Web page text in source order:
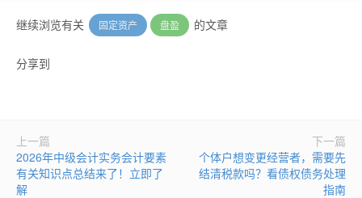
继续浏览有关 固定资产 盘盈 的文章
分享到
上一篇
2026年中级会计实务会计要素
有关知识点总结来了！立即了
解
下一篇
个体户想变更经营者，需要先
结清税款吗？看债权债务处理
指南